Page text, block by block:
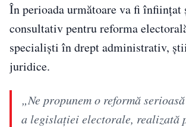
În perioada următoare va fi înființat
consultativ pentru reforma
specialiști în drept administrativ,
juridice.
„Ne propunem o reformă
a legislaţiei electorale, realizată